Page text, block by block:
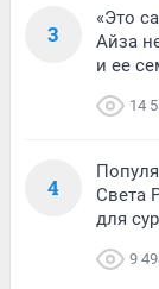
3
«Это
Айза
и ее
14
4
Света
для
9